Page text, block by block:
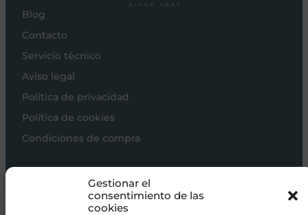
Gestionar el
consentimiento de las
cookies
Blog
Contacto
Servicio técnico
Aviso legal
Política de privacidad
Política de cookies
Condiciones de compra
Carros de bebé
Sillas de paseo